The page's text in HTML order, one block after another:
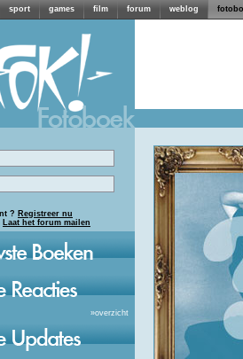
sport games film forum weblog
? Registreer nu
Laat het forum mailen
»overzicht